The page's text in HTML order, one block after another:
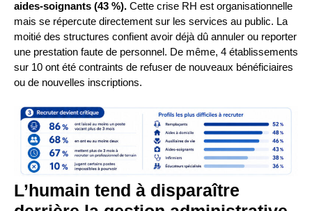
aides-soignants (43 %). Cette crise RH est organisationnelle
mais se répercute directement sur les services au public. La
moitié des structures confient avoir déjà dû annuler ou reporter
une prestation faute de personnel. De même, 4 établissements
sur 10 ont été contraints de refuser de nouveaux bénéficiaires
ou de nouvelles inscriptions.
L’humain tend à disparaître